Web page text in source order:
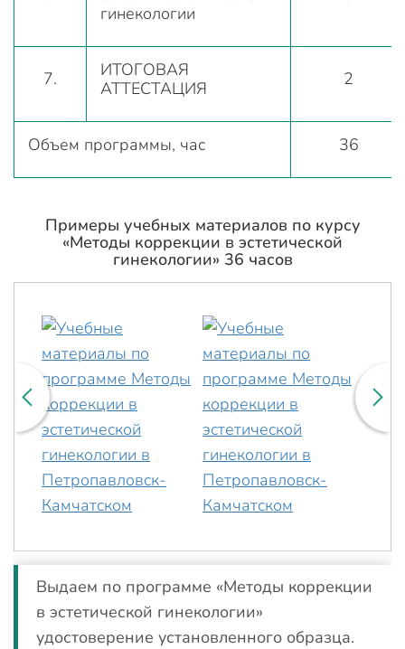
гинекологии
7.
ИТОГОВАЯ
АТТЕСТАЦИЯ
2
Объем программы, час 36
Примеры учебных материалов по курсу
«Методы коррекции в эстетической
гинекологии» 36 часов
Выдаем по программе «Методы коррекции
в эстетической гинекологии»
удостоверение установленного образца.